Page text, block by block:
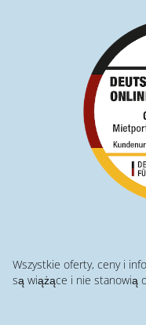
Wszystkie oferty, ceny i
są wiążące i nie stanowią